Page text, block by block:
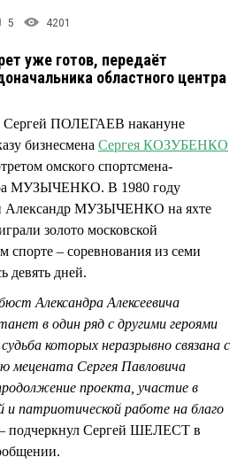
5 4201
уже готов, передаёт
областного центра
Сергей ПОЛЕГАЕВ накануне
бизнесмена Сергея КОЗУБЕНКО
омского спортсмена-
МУЗЫЧЕНКО. В 1980 году
МУЗЫЧЕНКО на яхте
золото московской
– соревнования из семи
девять дней.
Александра Алексеевича
в один ряд с другими героями
которых неразрывно связана с
мецената Сергея Павловича
проекта, участие в
и патриотической работе на благо
подчеркнул Сергей ШЕЛЕСТ в